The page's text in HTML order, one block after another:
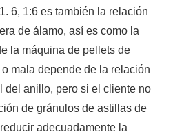
6, 1:6 es también la relación
de álamo, así es como la
la máquina de pellets de
mala depende de la relación
del anillo, pero si el cliente no
de gránulos de astillas de
adecuadamente la